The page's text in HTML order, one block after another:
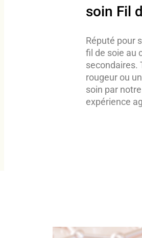
soin Fil
Réputé pour
fil de soie au
secondaires.
rougeur ou
soin par
expérience